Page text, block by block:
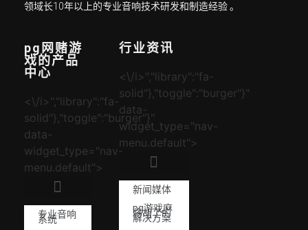
领域长10年以上的专业音响技术研发和制造经验 。
pg网赌游
戏的产品
中心
<\/i>","library":"fa-
solid"},"toggle":"burger"}"
data-
widget_type="nav-
menu.default">
专业音响
系统
行业资讯
<\/i>","library":"fa-
solid"},"toggle":"burger"}"
data-
widget_type="nav-
menu.default">
新闻媒体
pg游戏麻
将胡了的
解决方案